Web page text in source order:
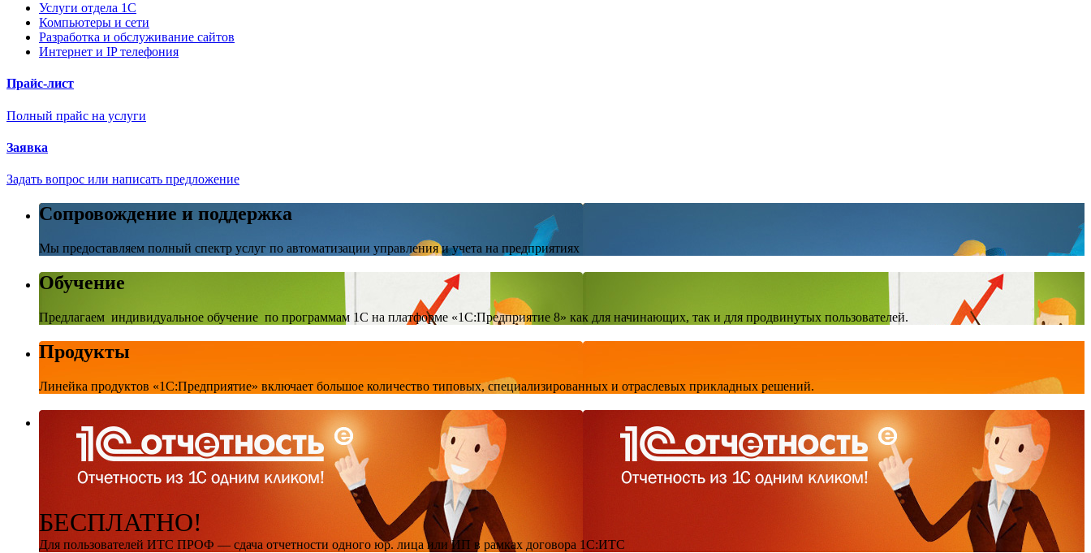
Услуги отдела 1С
Компьютеры и сети
Разработка и обслуживание сайтов
Интернет и IP телефония
Прайс-лист
Полный прайс на услуги
Заявка
Задать вопрос или написать предложение
Сопровождение и поддержка
Мы предоставляем полный спектр услуг по автоматизации управления и учета на предприятиях
Обучение
Предлагаем индивидуальное обучение по программам 1С на платформе «1С:Предприятие 8» как для начинающих, так и для продвинутых пользователей.
Продукты
Линейка продуктов «1С:Предприятие» включает большое количество типовых, специализированных и отраслевых прикладных решений.
БЕСПЛАТНО!
Для пользователей ИТС ПРОФ — сдача отчетности одного юр. лица или ИП в рамках договора 1С:ИТС